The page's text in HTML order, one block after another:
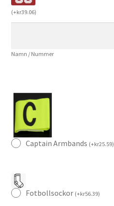
för
Herr
tryck
mängd
(+kr39.06)
Namn / Nummer
Captain Armbands (+kr25.59)
Fotbollsockor (+kr56.39)